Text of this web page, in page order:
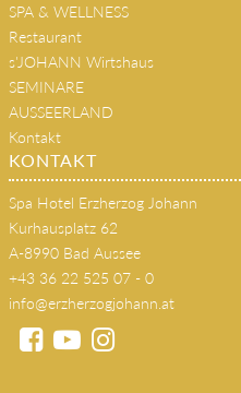
SPA & WELLNESS
Restaurant
s'JOHANN Wirtshaus
SEMINARE
AUSSEERLAND
Kontakt
KONTAKT
Spa Hotel Erzherzog Johann
Kurhausplatz 62
A-8990 Bad Aussee
+43 36 22 525 07 - 0
info@erzherzogjohann.at